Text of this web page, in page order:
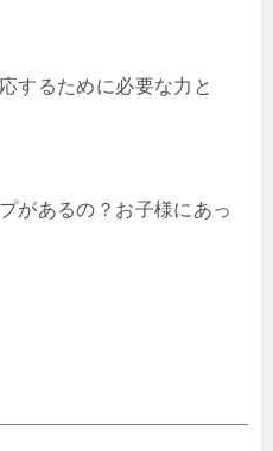
するために必要な力と
があるの？お子様にあっ